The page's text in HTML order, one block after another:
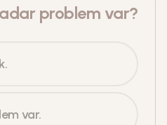
problem var?
var.